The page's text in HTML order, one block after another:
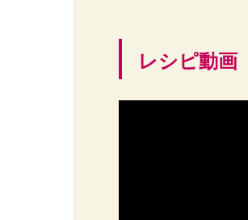
レシピ動画